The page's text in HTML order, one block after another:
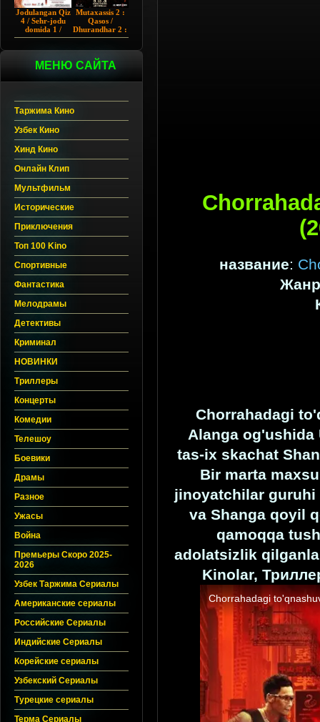
Jodulangan Qiz
4 / Sehr-jodu
domida 1 /
Egallangan 1 /
Hind kino
Uzbek tilida
Mutaxassis 2 :
Qasos /
Dhurandhar 2 :
Intiqom 2026
МЕНЮ САЙТА
Таржима Кино
Узбек Кино
Хинд Кино
Онлайн Клип
Мультфильм
Исторические
Приключения
Топ 100 Kino
Спортивные
Фантастика
Мелодрамы
Детективы
Криминал
НОВИНКИ
Триллеры
Концерты
Комедии
Телешоу
Боевики
Драмы
Разное
Ужасы
Война
Премьеры Скоро 2025-
2026
Узбек Таржима Сериалы
Американские сериалы
Российские Сериалы
Индийские Сериалы
Корейские сериалы
Узбекский Сериалы
Турецкие сериалы
Терма Сериалы
название:
Жанр
Chorrahadagi
Alanga og'ushida
tas-ix skachat
Bir marta
jinoyatchilar guruhi
va Shanga qoyil
qamoqqa
adolatsizlik
Kinolar,